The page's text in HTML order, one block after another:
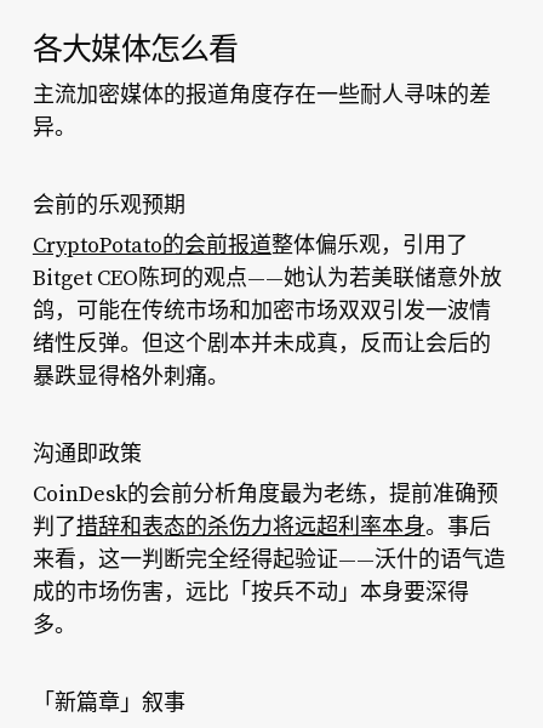
各大媒体怎么看
主流加密媒体的报道角度存在一些耐人寻味的差
异。
会前的乐观预期
CryptoPotato的会前报道整体偏乐观，引用了
Bitget CEO陈珂的观点——她认为若美联储意外放
鸽，可能在传统市场和加密市场双双引发一波情
绪性反弹。但这个剧本并未成真，反而让会后的
暴跌显得格外刺痛。
沟通即政策
CoinDesk的会前分析角度最为老练，提前准确预
判了措辞和表态的杀伤力将远超利率本身。事后
来看，这一判断完全经得起验证——沃什的语气造
成的市场伤害，远比「按兵不动」本身要深得
多。
「新篇章」叙事